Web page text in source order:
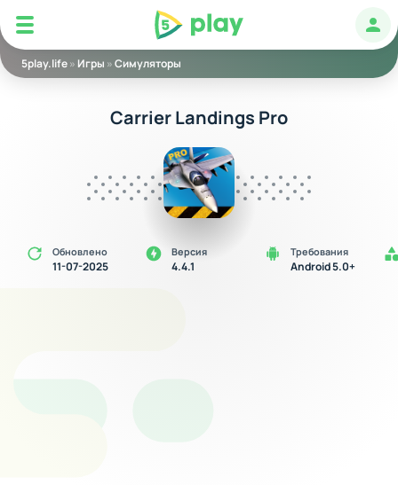
5play
5play.life» Игры »Симуляторы
Carrier Landings Pro
Обновлено
11-07-2025
Версия
4.4.1
Требования
Android 5.0+